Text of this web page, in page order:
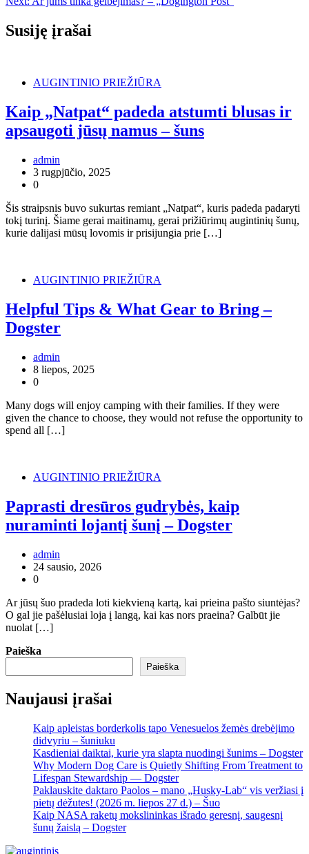
tarp
įrašų
Susiję įrašai
AUGINTINIO PRIEŽIŪRA
Kaip „Natpat“ padeda atstumti blusas ir
apsaugoti jūsų namus – šuns
admin
3 rugpjūčio, 2025
0
Šis straipsnis buvo sukurtas remiant „Natpat“, kuris padeda padaryti
tokį turinį. Šiame gerai maitinamų, gerai prižiūrimų augintinių šunų,
kurie dalijasi mūsų lovomis ir prisijungia prie […]
AUGINTINIO PRIEŽIŪRA
Helpful Tips & What Gear to Bring –
Dogster
admin
8 liepos, 2025
0
Many dogs will enjoy camping with their families. If they were
given the chance to choose, they would not refuse the opportunity to
spend all […]
AUGINTINIO PRIEŽIŪRA
Paprasti dresūros gudrybės, kaip
nuraminti lojantį šunį – Dogster
admin
24 sausio, 2026
0
Ar jūsų šuo pradeda loti kiekvieną kartą, kai prieina pašto siuntėjas?
O gal jie pašėlusiai loja į langą, kai kas nors praeina? Galbūt jie
nuolat […]
Paieška
Paieška
Naujausi įrašai
Kaip apleistas borderkolis tapo Venesuelos žemės drebėjimo
didvyriu – šuniuku
Kasdieniai daiktai, kurie yra slapta nuodingi šunims – Dogster
Why Modern Dog Care is Quietly Shifting From Treatment to
Lifespan Stewardship — Dogster
Paklauskite daktaro Paolos – mano „Husky-Lab“ vis veržiasi į
pietų dėžutes! (2026 m. liepos 27 d.) – Šuo
Kaip NASA raketų mokslininkas išrado geresnį, saugesnį
šunų žaislą – Dogster